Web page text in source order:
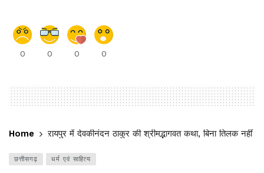
0 0 0 0
Home रायपुर में देवकीनंदन ठाकुर की श्रीमद्भागवत कथा, बिना तिलक
छत्तीसगढ़ धर्म एवं साहित्य